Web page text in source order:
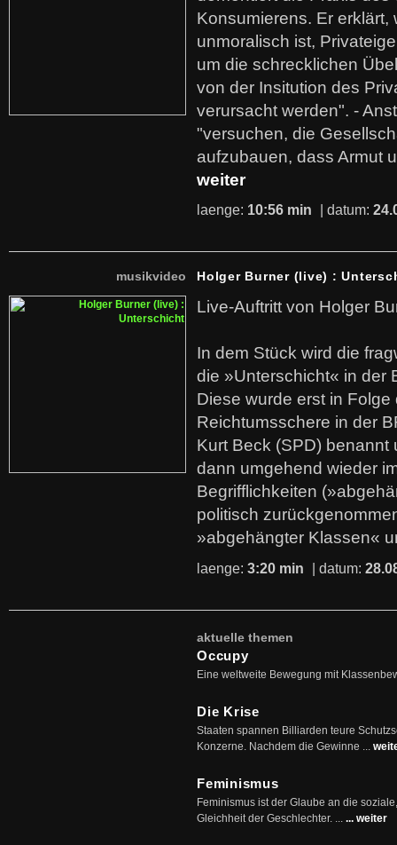
Konsumierens. Er erklärt,
unmoralisch ist,
um die schrecklichen
von der Insitution des
verursacht werden". -
"versuchen, die
aufzubauen, dass Armut
weiter
laenge: 10:56 min | datum:
musikvideo Holger Burner (live) :
Live-Auftritt von Holger
In dem Stück wird die
die »Unterschicht« in der
Diese wurde erst in
Reichtumsschere in der
Kurt Beck (SPD)
dann umgehend wieder
Begrifflichkeiten
politisch
»abgehängter Klassen«
laenge: 3:20 min | datum:
aktuelle themen
Occupy
Eine weltweite Bewegung mit
Die Krise
Staaten spannen Billiarden teure
Konzerne. Nachdem die Gewinne ...
Feminismus
Feminismus ist der Glaube an die
Gleichheit der Geschlechter. ... ... weiter